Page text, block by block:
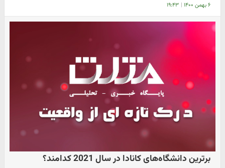
۶ بهمن ۱۴۰۰ | ۱۹:۴۳
برترین دانشگاه‌های کانادا در سال 2021 کدامند؟